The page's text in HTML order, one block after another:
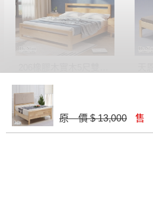
$ 11,270
原 價 $ 13,000 售